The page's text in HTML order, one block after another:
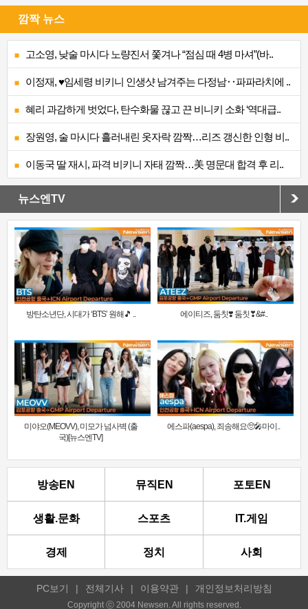
깜짝 뉴스
고소영, 낮술 마시다 노량진서 쫓겨나 “점심 때 4병 마셔”(바..
이정재, ♥임세령 비키니 인생샷 남겨주는 다정남‥파파라치에 ..
혜리 과감하게 벗었다, 탄수화물 끊고 끈 비니키 소화 ‘역대급..
장원영, 술 마시다 흘러내린 옷자락 깜짝…리즈 갱신한 인형 비..
이동국 딸 재시, 파격 비키니 자태 깜짝…美 명문대 합격 후 리..
뉴스엔TV
방탄소년단, 시대가 ‘BTS’ 원해🎵 .. 에이티즈, 둠칫❣️ 둠칫❣&#..
미야오(MEOVV), 미모가 넘사벽 (출
국)[뉴스엔TV]
에스파(aespa), 죄송해요🥺🎤마이..
방송EN 뮤직EN 포토EN
생활.문화 스포츠 IT.게임
경제 정치 사회
PC보기 | 전체기사 | 이용약관 | 개인정보처리방침
Copyright ⓒ 2004 Newsen. All rights reserved.